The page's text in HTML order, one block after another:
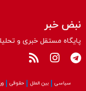
نبض خبر
پایگاه مستقل خبری و
سیاسی بین الملل حقوقی